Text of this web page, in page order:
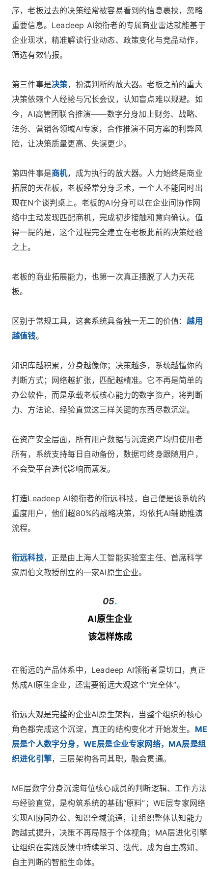
序，老板过去的决策经常被容易看到的信息裹挟，忽略
重要信息。Leadeep AI领衔者的专属商业雷达就能基于
企业现状，精准解读行业动态、政策变化与竞品动作，
筛选有效情报。
第三件事是决策，扮演判断的放大器。老板之前的重大
决策依赖个人经验与冗长会议，认知盲点难以规避。如
今，AI高管团联合推演——数字分身加上财务、战略、
法务、营销各领域AI专家，合作推演不同方案的利弊风
险，让决策质量更高、失误更少。
第四件事是商机，成为执行的放大器。人力始终是商业
拓展的天花板，老板经常分身乏术，一个人不能同时出
现在N个谈判桌上。老板的AI分身可以在企业间协作网
络中主动发现匹配商机，完成初步接触和意向确认。值
得一提的是，这个过程完全建立在老板此前的决策经验
之上。
老板的商业拓展能力，也第一次真正摆脱了人力天花
板。
区别于常规工具，这套系统具备独一无二的价值：越用
越值钱。
知识库越积累，分身越像你；决策越多，系统越懂你的
判断方式；网络越扩张，匹配越精准。它不再是简单的
办公软件，而是承载老板核心能力的数字资产，将判断
力、方法论、经验直觉这三样关键的东西尽数沉淀。
在资产安全层面，所有用户数据与沉淀资产均归使用者
所有，系统支持每日自动备份，数据可终身跟随用户，
不会受平台迭代影响而蒸发。
打造Leadeep AI领衔者的衔远科技，自己便是该系统的
重度用户，他们超80%的战略决策，均依托AI辅助推演
流程。
衔远科技，正是由上海人工智能实验室主任、首席科学
家周伯文教授创立的一家AI原生企业。
05.
AI原生企业
该怎样炼成
在衔远的产品体系中，Leadeep AI领衔者是切口，真正
炼成AI原生企业，还需要衔远大观这个“完全体”。
衔远大观是完整的企业AI原生架构，当整个组织的核心
角色都完成这个沉淀，真正的结构变化才开始发生。 ME
层是个人数字分身，WE层是企业专家网络，MA层是组
织进化引擎，三层架构各司其职，融会贯通。
ME层数字分身沉淀每位核心成员的判断逻辑、工作方法
与经验直觉，是构筑系统的基础“原料”；WE层专家网络
实现AI协同办公、知识全域流通，让组织整体认知能力
跨越式提升，决策不再局限于个体视角；MA层进化引擎
让组织在实践反馈中持续学习、迭代，成为自主感知、
自主判断的智能生命体。